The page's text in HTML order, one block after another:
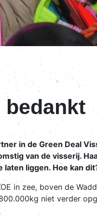
bedankt
in de Green Deal
van de visserij.
liggen. Hoe kan
in zee, boven de
niet verder